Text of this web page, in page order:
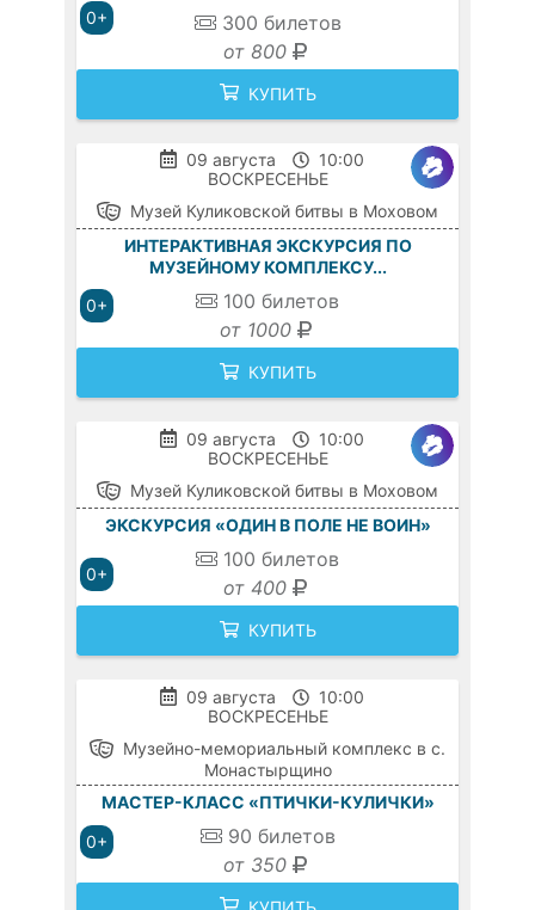
0+ 300 билетов
от 800
КУПИТЬ
09 августа
10:00
ВОСКРЕСЕНЬЕ
0+
Музей Куликовской битвы в Моховом
ИНТЕРАКТИВНАЯ ЭКСКУРСИЯ ПО
МУЗЕЙНОМУ КОМПЛЕКСУ...
100 билетов
от 1000
КУПИТЬ
09 августа
10:00
ВОСКРЕСЕНЬЕ
0+
Музей Куликовской битвы в Моховом
ЭКСКУРСИЯ «ОДИН В ПОЛЕ НЕ ВОИН»
100 билетов
от 400
КУПИТЬ
09 августа
10:00
ВОСКРЕСЕНЬЕ
0+
Музейно-мемориальный комплекс в с.
Монастырщино
МАСТЕР-КЛАСС «ПТИЧКИ-КУЛИЧКИ»
90 билетов
от 350